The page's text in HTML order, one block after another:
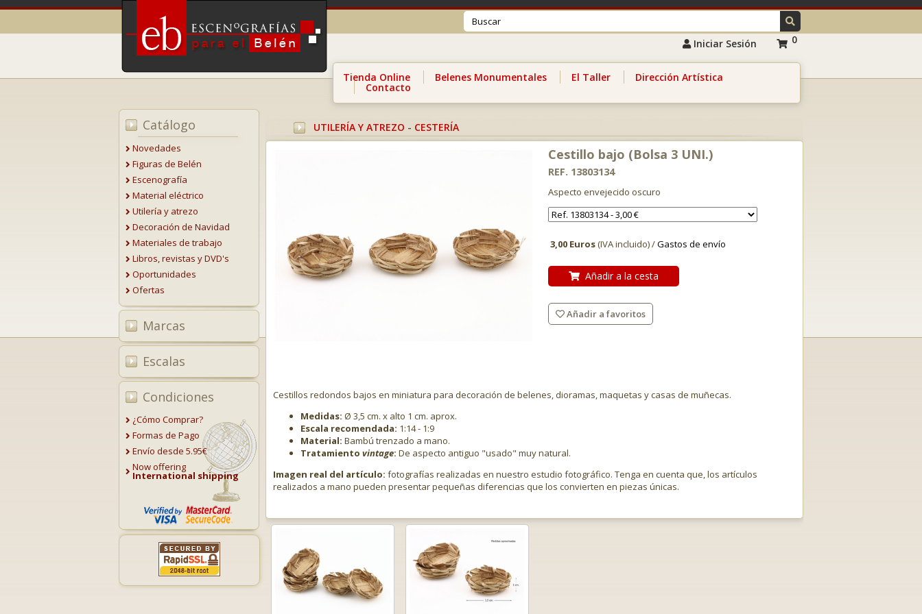
Iniciar Sesión 0
Tienda Online Belenes Monumentales El Taller Dirección Artística
Contacto
Catálogo
Novedades
Figuras de Belén
Escenografía
Material eléctrico
Utilería y atrezo
Decoración de Navidad
Materiales de trabajo
Libros, revistas y DVD's
Oportunidades
Ofertas
Marcas
Escalas
Condiciones
¿Cómo Comprar?
Formas de Pago
Envío desde 5.95€
Now offering
International shipping
UTILERÍA Y ATREZO - CESTERÍA
Cestillo bajo (Bolsa 3 UNI.)
REF. 13803134
Aspecto envejecido oscuro
3,00 Euros(IVA incluido) /Gastos de envío
Añadir a la cesta
Añadir a favoritos
Cestillos redondos bajos en miniatura para decoración de belenes, dioramas, maquetas y casas de muñecas.
Medidas: Ø 3,5 cm. x alto 1 cm. aprox.
Escala recomendada: 1:14 - 1:9
Material: Bambú trenzado a mano.
Tratamiento vintage: De aspecto antiguo "usado" muy natural.
Imagen real del artículo: fotografías realizadas en nuestro estudio fotográfico. Tenga en cuenta que, los artículos
realizados a mano pueden presentar pequeñas diferencias que los convierten en piezas únicas.